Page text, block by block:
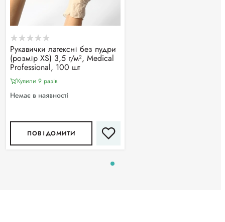
Рукавички латексні без пудри
(розмір ХS) 3,5 г/м², Medical
Professional, 100 шт
Купили 9 разiв
Немає в наявності
ПОВІДОМИТИ